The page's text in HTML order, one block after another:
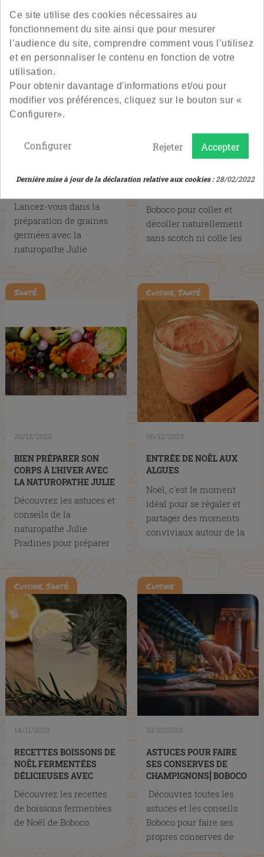
08/04/2024
AVEC LA NATUROPATHE
Lancez-vous dans la
préparation de graines
germées avec la
naturopathe Julie
COLLER ET DÉCOLLER
ÉTIQUETTES DES
Boboco pour coller et
décoller naturellement
sans scotch ni colle les
étiquettes de vos bocaux
20/12/2023
BIEN PRÉPARER SON
CORPS À L'HIVER AVEC
LA NATUROPATHE JULIE
Santé
Découvrez les astuces et
conseils de la
naturopathe Julie
Pradines pour préparer
votre corps à l'hiver !
06/12/2023
ENTRÉE DE NOËL AUX
ALGUES
Cuisine, Santé
Noël, c'est le moment
idéal pour se régaler et
partager des moments
conviviaux autour de la
table. Mais parfois...
14/11/2023
RECETTES BOISSONS DE
NOËL FERMENTÉES
DÉLICIEUSES AVEC
Cuisine, Santé
Découvrez les recettes
de boissons fermentées
de Noël de Boboco
10/10/2023
ASTUCES POUR FAIRE
SES CONSERVES DE
CHAMPIGNONS⎜BOBOCO
Cuisine
Découvrez toutes les
astuces et les conseils
Boboco pour faire ses
propres conserves de
champignons maison !
Ce site utilise des cookies nécessaires au
fonctionnement du site ainsi que pour mesurer
l’audience du site, comprendre comment vous l’utilisez
et en personnaliser le contenu en fonction de votre
utilisation.
Pour obtenir davantage d'informations et/ou pour
modifier vos préférences, cliquez sur le bouton sur «
Configurer».
Accepter
Rejeter
Configurer
Dernière mise à jour de la déclaration relative aux cookies :28/02/2022